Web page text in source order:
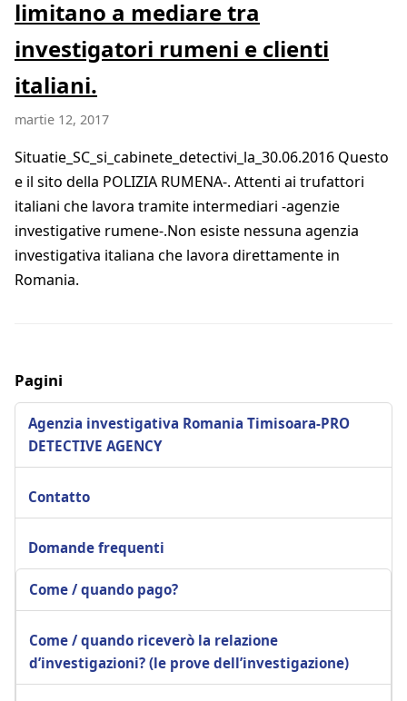
limitano a mediare tra
investigatori rumeni e clienti
italiani.
martie 12, 2017
Situatie_SC_si_cabinete_detectivi_la_30.06.2016 Questo
e il sito della POLIZIA RUMENA-. Attenti ai trufattori
italiani che lavora tramite intermediari -agenzie
investigative rumene-.Non esiste nessuna agenzia
investigativa italiana che lavora direttamente in
Romania.
Pagini
Agenzia investigativa Romania Timisoara-PRO
DETECTIVE AGENCY
Contatto
Domande frequenti
Come / quando pago?
Come / quando riceverò la relazione
d’investigazioni? (le prove dell’investigazione)